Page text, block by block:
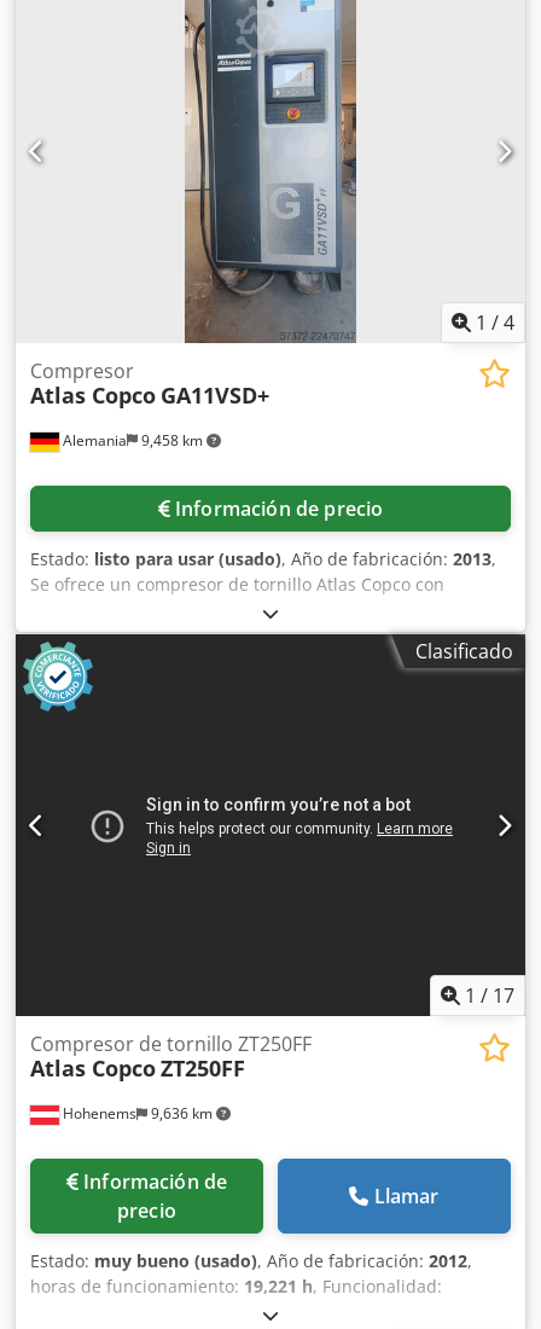
1 /4
Alemania 9,458 km
Compresor
Atlas Copco GA11VSD+
Información de precio
Estado: listo para usar (usado), Año de fabricación: 2013,
Se ofrece un compresor de tornillo Atlas Copco con
secador frigorífico integrado. Potencia: 11 kW, velocidad
del motor: 7700 rpm, presión de funcionamiento: 12,75
bares, caudal: 32 l/s, regulación de velocidad, horas de
funcionamiento: 9035 h, peso: 271 kg. Es posible realizar
una inspección en las instalaciones. Csdpfx Abszq Ec
Clasificado
1 / 17
Hohenems 9,636 km
Compresor de tornillo ZT250FF
Atlas CopcoZT250FF
Información de
precio
Llamar
Estado: muy bueno (usado), Año de fabricación: 2012,
horas de funcionamiento: 19,221 h, Funcionalidad:
, Compresor de tornillo sin aceite,